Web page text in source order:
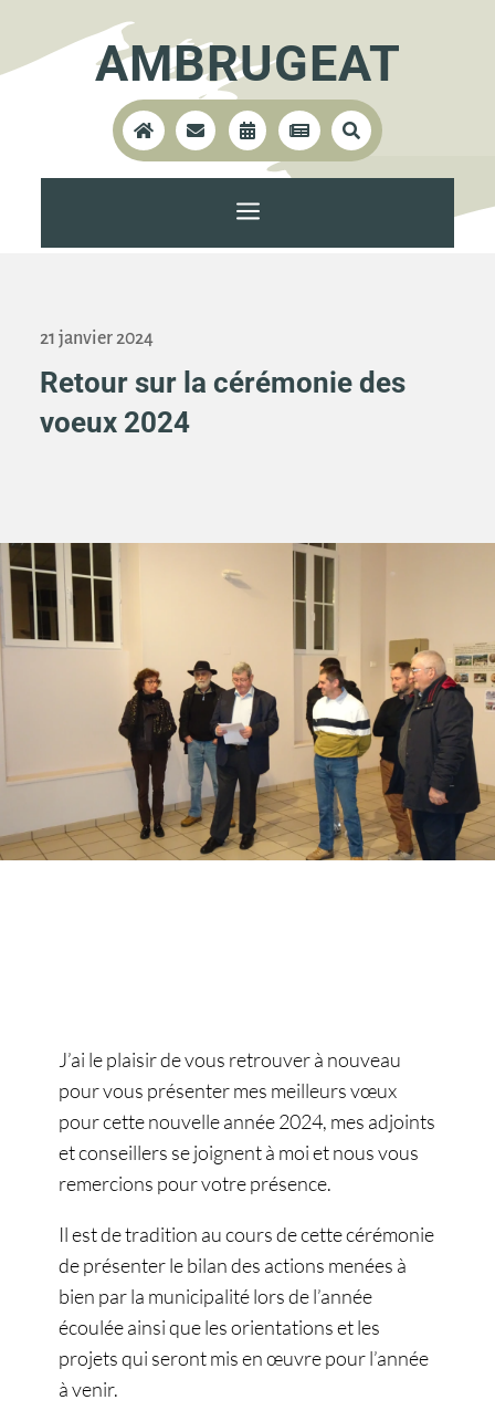
AMBRUGEAT
    
a
21 janvier 2024
Retour sur la cérémonie des
voeux 2024
J’ai le plaisir de vous retrouver à nouveau
pour vous présenter mes meilleurs vœux
pour cette nouvelle année 2024, mes adjoints
et conseillers se joignent à moi et nous vous
remercions pour votre présence.
Il est de tradition au cours de cette cérémonie
de présenter le bilan des actions menées à
bien par la municipalité lors de l’année
écoulée ainsi que les orientations et les
projets qui seront mis en œuvre pour l’année
à venir.